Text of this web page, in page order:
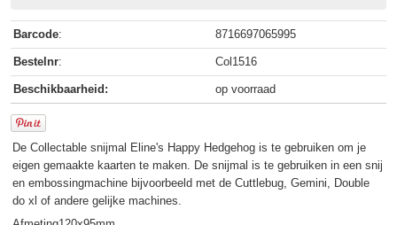
Barcode: 8716697065995
Bestelnr: Col1516
Beschikbaarheid: op voorraad
De Collectable snijmal Eline's Happy Hedgehog is te gebruiken om je
eigen gemaakte kaarten te maken. De snijmal is te gebruiken in een snij
en embossingmachine bijvoorbeeld met de Cuttlebug, Gemini, Double
do xl of andere gelijke machines.